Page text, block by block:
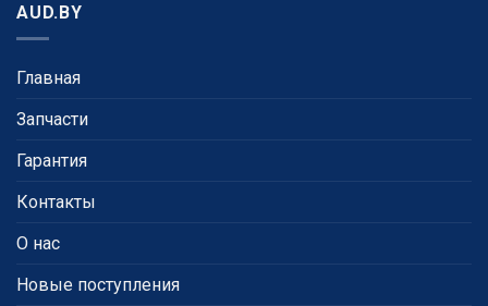
AUD.BY
Главная
Запчасти
Гарантия
Контакты
О нас
Новые поступления